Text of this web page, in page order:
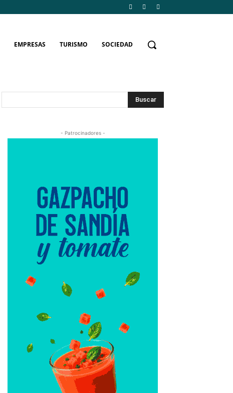
EMPRESAS TURISMO SOCIEDAD
Buscar
- Patrocinadores -